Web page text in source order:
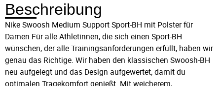
Beschreibung
Nike Swoosh Medium Support Sport-BH mit Polster für
Damen Für alle Athletinnen, die sich einen Sport-BH
wünschen, der alle Trainingsanforderungen erfüllt, haben wir
genau das Richtige. Wir haben den klassischen Swoosh-BH
neu aufgelegt und das Design aufgewertet, damit du
optimalen Tragekomfort genießt. Mit weicherem,